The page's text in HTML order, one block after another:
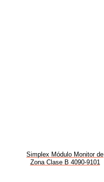
Simplex Módulo Monitor de
Zona Clase B 4090-9101